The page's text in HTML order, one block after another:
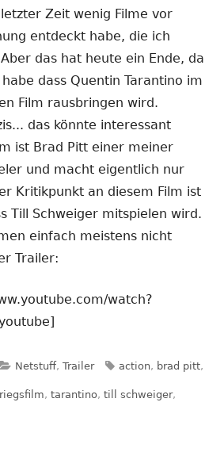
Zeit wenig Filme vor
entdeckt habe, die ich
das hat heute ein Ende, da
dass Quentin Tarantino im
Film rausbringen wird.
das könnte interessant
ist Brad Pitt einer meiner
und macht eigentlich nur
Kritikpunkt an diesem Film ist
Till Schweiger mitspielen wird.
einfach meistens nicht
Trailer:
watch?
Kategorien
Netstuff, Trailer Schlagwörter
action, brad pitt,
, tarantino, till schweiger,